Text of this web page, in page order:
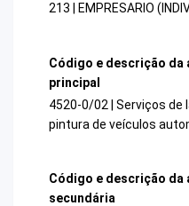
213 | EMPRESARIO
Código e descrição da
principal
4520-0/02 | Serviços de
pintura de veículos
Código e descrição da
secundária